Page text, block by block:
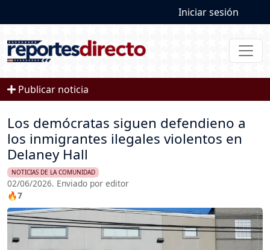
User
Iniciar sesión
Publicar noticia
Los demócratas siguen defendieno a
los inmigrantes ilegales violentos en
Delaney Hall
NOTICIAS DE LA COMUNIDAD
02/06/2026. Enviado por editor
🔥7
Imagen